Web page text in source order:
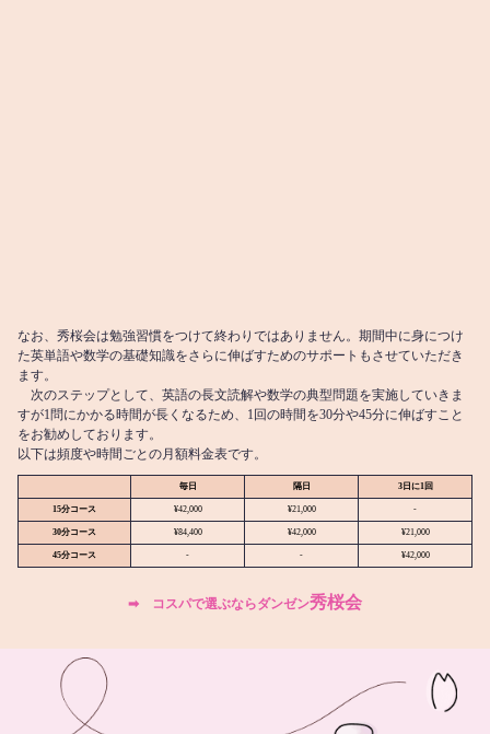
なお、秀桜会は勉強習慣をつけて終わりではありません。期間中に身につけ
た英単語や数学の基礎知識をさらに伸ばすためのサポートもさせていただき
ます。
次のステップとして、英語の長文読解や数学の典型問題を実施していきま
すが1問にかかる時間が長くなるため、1回の時間を30分や45分に伸ばすこと
をお勧めしております。
以下は頻度や時間ごとの月額料金表です。
毎日 隔日 3日に1回
15分コース ¥42,000 ¥21,000 -
30分コース ¥84,400 ¥42,000 ¥21,000
45分コース - - ¥42,000
➡︎ コスパで選ぶならダンゼン秀桜会